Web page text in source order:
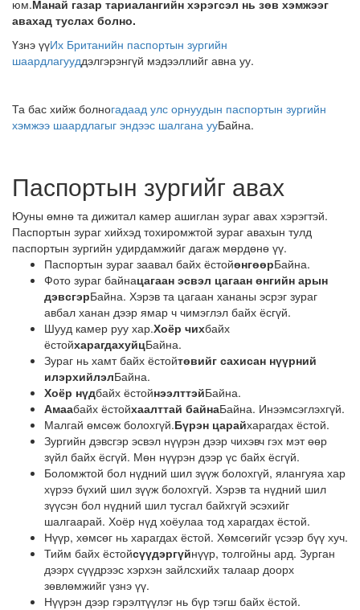
юм.Манай газар тариалангийн хэрэгсэл нь зөв хэмжээг
авахад туслах болно.
Үзнэ үүИх Британийн паспортын зургийн
шаардлагууддэлгэрэнгүй мэдээллийг авна уу.
Та бас хийж болногадаад улс орнуудын паспортын зургийн
хэмжээ шаардлагыг эндээс шалгана ууБайна.
Паспортын зургийг авах
Юуны өмнө та дижитал камер ашиглан зураг авах хэрэгтэй.
Паспортын зураг хийхэд тохиромжтой зураг авахын тулд
паспортын зургийн удирдамжийг дагаж мөрдөнө үү.
Паспортын зураг заавал байх ёстойөнгөөрБайна.
Фото зураг байнацагаан эсвэл цагаан өнгийн арын
дэвсгэрБайна. Хэрэв та цагаан хананы эсрэг зураг
авбал ханан дээр ямар ч чимэглэл байх ёсгүй.
Шууд камер руу хар.Хоёр чихбайх
ёстойхарагдахуйцБайна.
Зураг нь хамт байх ёстойтөвийг сахисан нүүрний
илэрхийлэлБайна.
Хоёр нүдбайх ёстойнээлттэйБайна.
Амаабайх ёстойхаалттай байнаБайна. Инээмсэглэхгүй.
Малгай өмсөж болохгүй.Бүрэн царайхарагдах ёстой.
Зургийн дэвсгэр эсвэл нүүрэн дээр чихэвч гэх мэт өөр
зүйл байх ёсгүй. Мөн нүүрэн дээр үс байх ёсгүй.
Боломжтой бол нүдний шил зүүж болохгүй, ялангуяа хар
хүрээ бүхий шил зүүж болохгүй. Хэрэв та нүдний шил
зүүсэн бол нүдний шил тусгал байхгүй эсэхийг
шалгаарай. Хоёр нүд хоёулаа тод харагдах ёстой.
Нүүр, хөмсөг нь харагдах ёстой. Хөмсөгийг үсээр бүү хуч.
Тийм байх ёстойсүүдэргүйнүүр, толгойны ард. Зурган
дээрх сүүдрээс хэрхэн зайлсхийх талаар доорх
зөвлөмжийг үзнэ үү.
Нүүрэн дээр гэрэлтүүлэг нь бүр тэгш байх ёстой.